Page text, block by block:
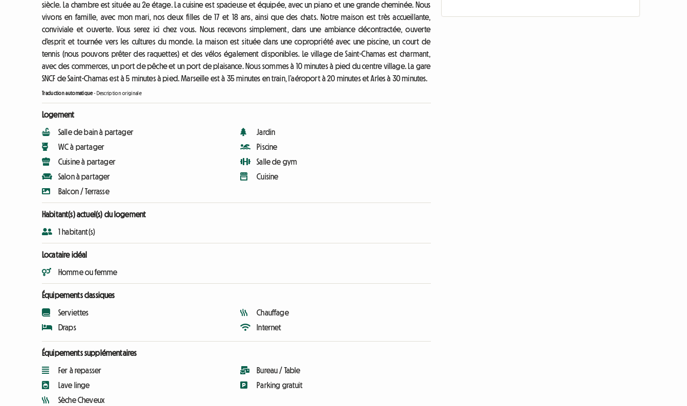
siècle. La chambre est située au 2e étage. La cuisine est spacieuse et équipée, avec un piano et une grande cheminée. Nous
vivons en famille, avec mon mari, nos deux filles de 17 et 18 ans, ainsi que des chats. Notre maison est très accueillante,
conviviale et ouverte. Vous serez ici chez vous. Nous recevons simplement, dans une ambiance décontractée, ouverte
d'esprit et tournée vers les cultures du monde. La maison est située dans une copropriété avec une piscine, un court de
tennis (nous pouvons prêter des raquettes) et des vélos également disponibles. Le village de Saint-Chamas est charmant,
avec des commerces, un port de pêche et un port de plaisance. Nous sommes à 10 minutes à pied du centre village. La gare
SNCF de Saint-Chamas est à 5 minutes à pied. Marseille est à 35 minutes en train, l’aéroport à 20 minutes et Arles à 30 minutes.
Traduction automatique- Description originale
Logement
Salle de bain à partager
WC à partager
Cuisine à partager
Salon à partager
Balcon / Terrasse
Jardin
Piscine
Salle de gym
Cuisine
Habitant(s) actuel(s) du logement
1 habitant(s)
Locataire idéal
Homme ou femme
Équipements classiques
Serviettes
Draps
Chauffage
Internet
Équipements supplémentaires
Fer à repasser
Lave linge
Sèche Cheveux
Bureau / Table
Parking gratuit